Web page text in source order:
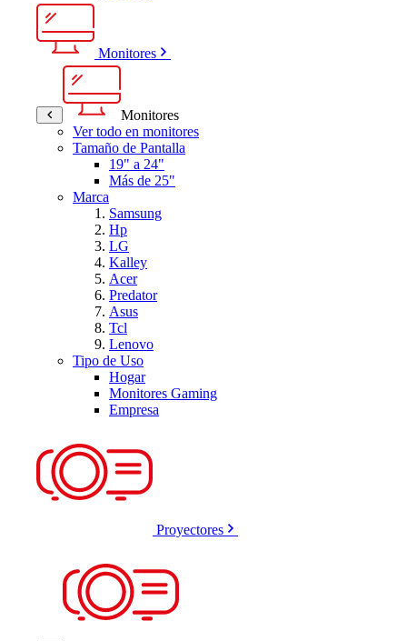
Monitores
Monitores
Ver todo en monitores
Tamaño de Pantalla
19" a 24"
Más de 25"
Marca
Samsung
Hp
LG
Kalley
Acer
Predator
Asus
Tcl
Lenovo
Tipo de Uso
Hogar
Monitores Gaming
Empresa
Proyectores